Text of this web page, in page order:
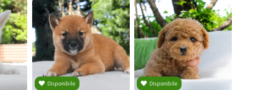
Disponibile Disponibile